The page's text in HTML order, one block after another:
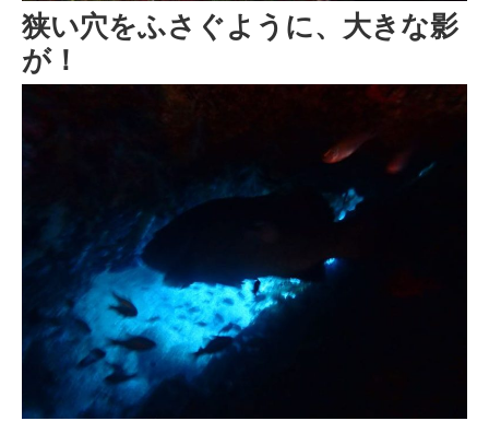
狭い穴をふさぐように、大きな影
が！